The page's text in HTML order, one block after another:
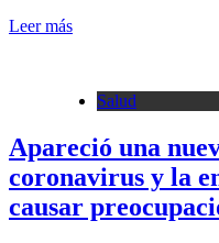
Leer más
Salud
Apareció una
coronavirus y la
causar